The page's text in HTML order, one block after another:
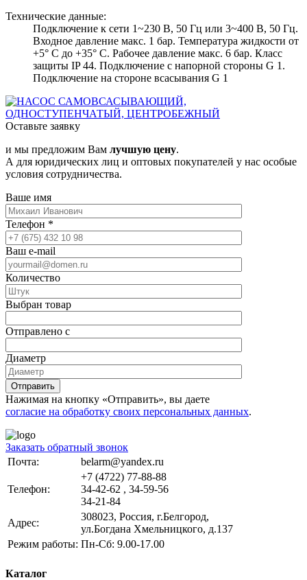
Технические данные:
Подключение к сети 1~230 В, 50 Гц или 3~400 В, 50 Гц.
Входное давление макс. 1 бар. Температура жидкости от
+5° C до +35° C. Рабочее давление макс. 6 бар. Класс
защиты IP 44. Подключение с напорной стороны G 1.
Подключение на стороне всасывания G 1
Оставьте заявку
и мы предложим Вам лучшую цену.
А для юридических лиц и оптовых покупателей у нас особые
условия сотрудничества.
Ваше имя
Телефон *
Ваш e-mail
Количество
Выбран товар
Отправлено с
Диаметр
Отправить
Нажимая на кнопку «Отправить», вы даете
согласие на обработку своих персональных данных.
Заказать обратный звонок
Почта:
belarm@yandex.ru
Телефон:
+7 (4722) 77-88-88
34-42-62 , 34-59-56
34-21-84
Адрес:
308023, Россия, г.Белгород,
ул.Богдана Хмельницкого, д.137
Режим работы: Пн-Сб: 9.00-17.00
Каталог